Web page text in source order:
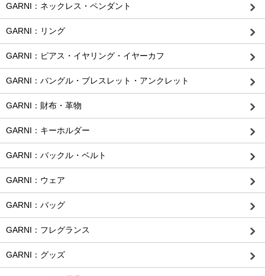
GARNI：ネックレス・ペンダント
GARNI：リング
GARNI：ピアス・イヤリング・イヤーカフ
GARNI：バングル・ブレスレット・アンクレット
GARNI：財布・革物
GARNI：キーホルダー
GARNI：バックル・ベルト
GARNI：ウェア
GARNI：バッグ
GARNI：フレグランス
GARNI：グッズ